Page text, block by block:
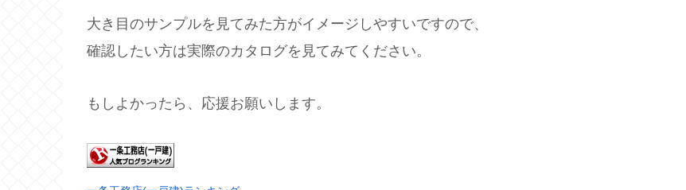
大き目のサンプルを見てみた方がイメージしやすいですので、
確認したい方は実際のカタログを見てみてください。
もしよかったら、応援お願いします。